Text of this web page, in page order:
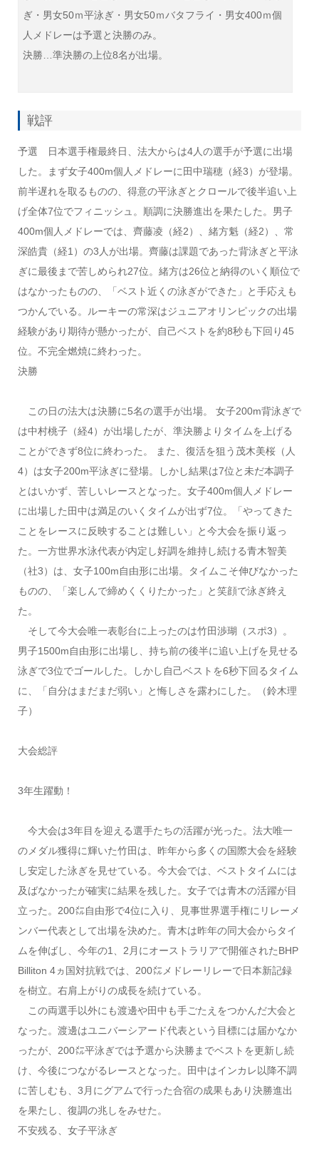
ぎ・男女50ｍ平泳ぎ・男女50ｍバタフライ・男女400ｍ個
人メドレーは予選と決勝のみ。
決勝…準決勝の上位8名が出場。
戦評
予選
日本選手権最終日、法大からは4人の選手が予選に出場
した。まず女子400m個人メドレーに田中瑞穂（経3）が登場。
前半遅れを取るものの、得意の平泳ぎとクロールで後半追い上
げ全体7位でフィニッシュ。順調に決勝進出を果たした。男子
400m個人メドレーでは、齊藤凌（経2）、緒方魁（経2）、常
深皓貴（経1）の3人が出場。齊藤は課題であった背泳ぎと平泳
ぎに最後まで苦しめられ27位。緒方は26位と納得のいく順位で
はなかったものの、「ベスト近くの泳ぎができた」と手応えも
つかんでいる。ルーキーの常深はジュニアオリンピックの出場
経験があり期待が懸かったが、自己ベストを約8秒も下回り45
位。不完全燃焼に終わった 。
決勝
この日の法大は決勝に5名の選手が出場。 女子200m背泳ぎで
は中村桃子（経4）が出場したが、準決勝よりタイムを上げる
ことができず8位に終わった。 また、復活を狙う茂木美桜（人
4）は女子200m平泳ぎに登場。しかし結果は7位と未だ本調子
とはいかず、苦しいレースとなった。女子400m個人メドレー
に出場した田中は満足のいくタイムが出ず7位。「やってきた
ことをレースに反映することは難しい」と今大会を振り返っ
た。一方世界水泳代表が内定し好調を維持し続ける青木智美
（社3）は、女子100m自由形に出場。タイムこそ伸びなかった
ものの、「楽しんで締めくくりたかった」と笑顔で泳ぎ終え
た。
そして今大会唯一表彰台に上ったのは竹田渉瑚（スポ3）。
男子1500m自由形に出場し、持ち前の後半に追い上げを見せる
泳ぎで3位でゴールした。しかし自己ベストを6秒下回るタイム
に、「自分はまだまだ弱い」と悔しさを露わにした。（鈴木理
子）
大会総評
3年生躍動！
今大会は3年目を迎える選手たちの活躍が光った。法大唯一
のメダル獲得に輝いた竹田は、昨年から多くの国際大会を経験
し安定した泳ぎを見せている。今大会では、ベストタイムには
及ばなかったが確実に結果を残した。女子では青木の活躍が目
立った。200㍍自由形で4位に入り、見事世界選手権にリレーメ
ンバー代表として出場を決めた。青木は昨年の同大会からタイ
ムを伸ばし、今年の1、2月にオーストラリアで開催されたBHP
Billiton 4ヵ国対抗戦では、200㍍メドレーリレーで日本新記録
を樹立。右肩上がりの成長を続けている。
この両選手以外にも渡邊や田中も手ごたえをつかんだ大会と
なった。渡邊はユニバーシアード代表という目標には届かなか
ったが、200㍍平泳ぎでは予選から決勝までベストを更新し続
け、今後につながるレースとなった。田中はインカレ以降不調
に苦しむも、3月にグアムで行った合宿の成果もあり決勝進出
を果たし、復調の兆しをみせた。
不安残る、女子平泳ぎ